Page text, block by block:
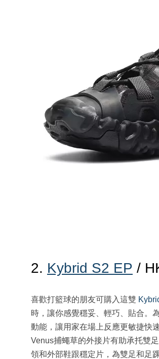
2. Kybrid S2 EP /
喜歡打籃球的朋友可購入這雙
時，讓你感覺穩妥、輕巧、貼合。
動能，讓用家在場上反應更敏捷快
Venus捕蠅草的外接片有助承托雙
領和外部鞋跟穩定片，為雙足和足